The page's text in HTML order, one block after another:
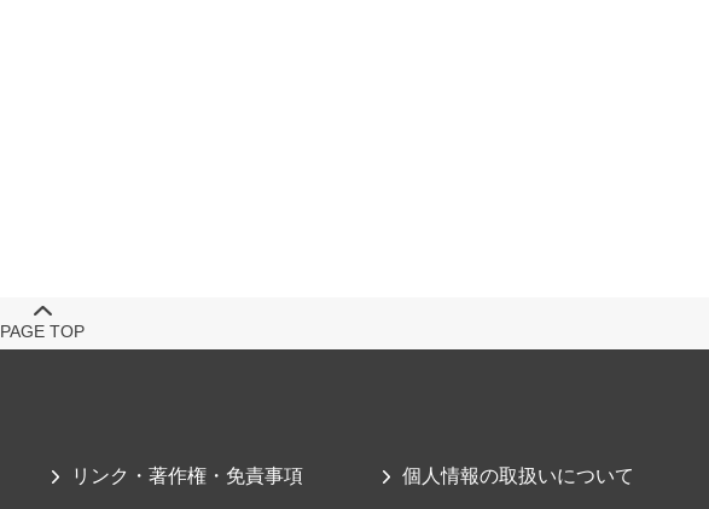
PAGE TOP
リンク・著作権・免責事項 個人情報の取扱いについて